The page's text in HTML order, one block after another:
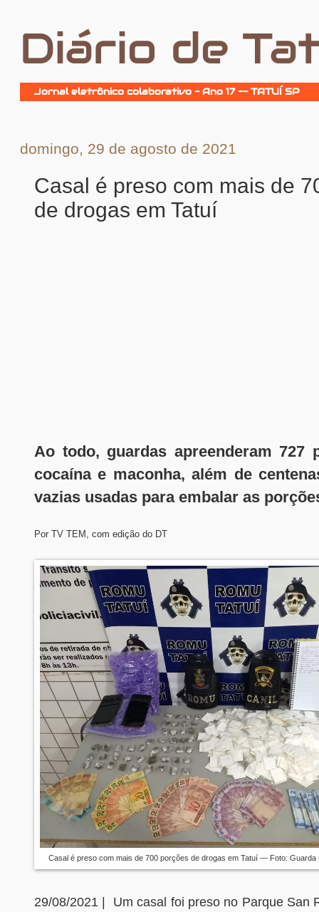
Diário de
Jornal eletrônico colaborativo - Ano 17 -- TATUÍ SP
domingo, 29 de agosto de 2021
Casal é preso com mais de
de drogas em Tatuí
Ao todo, guardas apreenderam 727
cocaína e maconha, além de
vazias usadas para embalar as
Por TV TEM, com edição do DT
Casal é preso com mais de 700 porções de drogas em Tatuí — Foto: Guarda
29/08/2021 | Um casal foi preso no Parque San